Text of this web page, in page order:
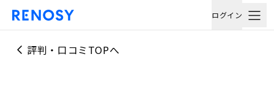
ログイン
評判・口コミTOPへ